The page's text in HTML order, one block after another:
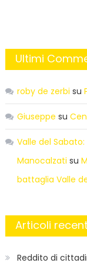
Ultimi
roby de zerbi su
Giuseppe su
Valle del
Manocalzati su
battaglia Valle
Articoli
Reddito di